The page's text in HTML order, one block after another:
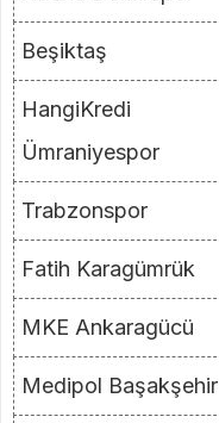
Beşiktaş
HangiKredi
Ümraniyespor
Trabzonspor
Fatih Karagümrük
MKE Ankaragücü
Medipol Başakşehir